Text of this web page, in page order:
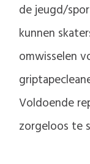
de jeugd/
kunnen
omwisselen
Voldoende
zorgeloos te